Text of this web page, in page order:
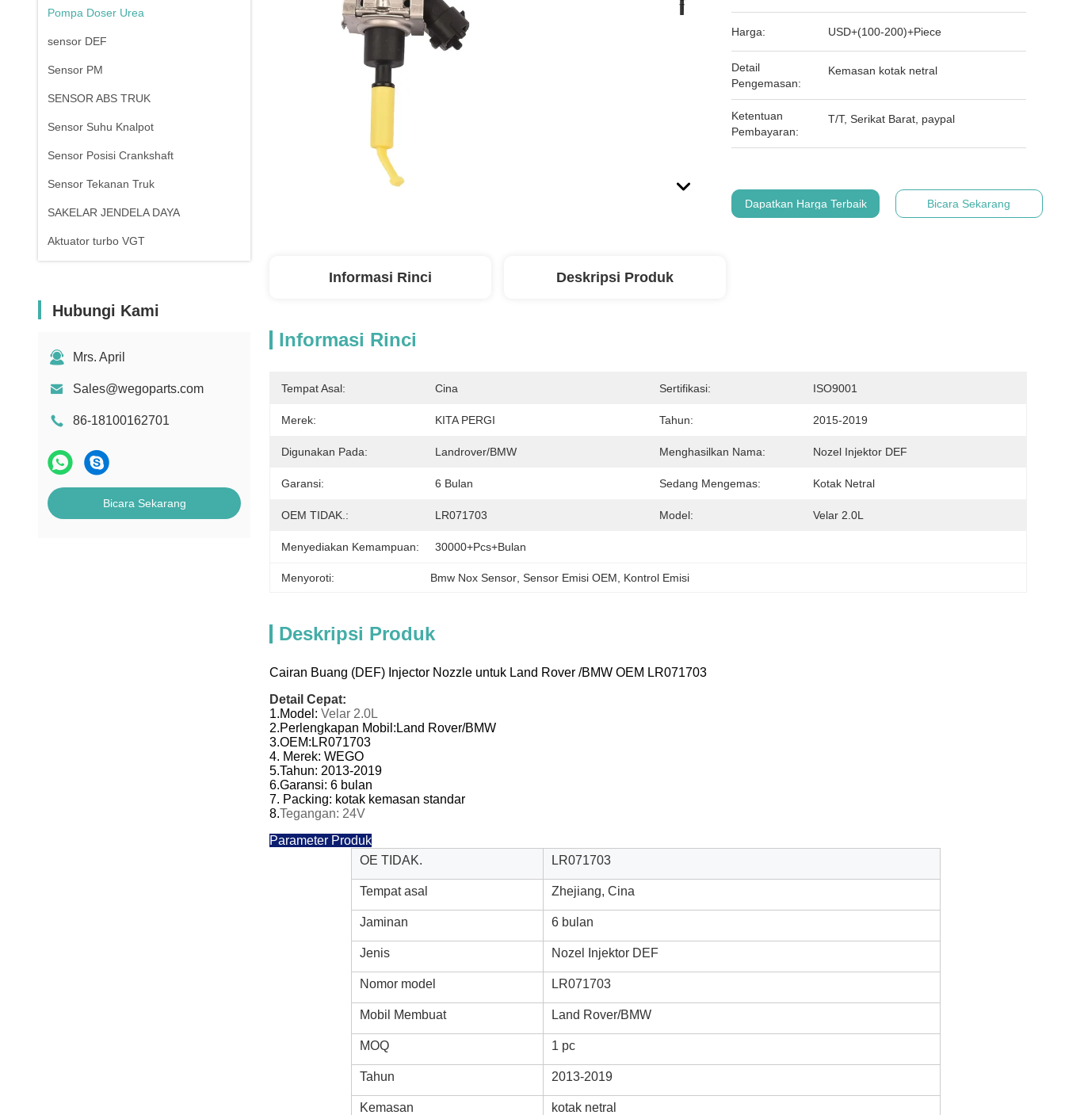
Pompa Doser Urea
sensor DEF
Sensor PM
SENSOR ABS TRUK
Sensor Suhu Knalpot
Sensor Posisi Crankshaft
Sensor Tekanan Truk
SAKELAR JENDELA DAYA
Aktuator turbo VGT
Hubungi Kami
Mrs. April
Sales@wegoparts.com
86-18100162701
Bicara Sekarang
Harga: USD+(100-200)+Piece
Detail
Pengemasan:
Kemasan kotak netral
Ketentuan
Pembayaran:
T/T, Serikat Barat, paypal
Dapatkan Harga Terbaik Bicara Sekarang
Informasi Rinci Deskripsi Produk
Informasi Rinci
Tempat Asal: Cina Sertifikasi: ISO9001
Merek: KITA PERGI Tahun: 2015-2019
Digunakan Pada: Landrover/BMW Menghasilkan Nama: Nozel Injektor DEF
Garansi: 6 Bulan Sedang Mengemas: Kotak Netral
OEM TIDAK.: LR071703 Model: Velar 2.0L
Menyediakan Kemampuan: 30000+Pcs+Bulan
Menyoroti: Bmw Nox Sensor , Sensor Emisi OEM Kontrol Emisi
Deskripsi Produk
Cairan Buang (DEF) Injector Nozzle untuk Land Rover /BMW OEM LR071703
Detail Cepat:
1.Model: Velar 2.0L
2.Perlengkapan Mobil: Land Rover/BMW
3.OEM: LR071703
4. Merek: WEGO
5.Tahun: 2013-2019
6.Garansi: 6 bulan
7. Packing: kotak kemasan standar
8.Tegangan: 24V
Parameter Produk
OE TIDAK.
LR071703
Tempat asal Zhejiang, Cina
Jaminan 6 bulan
Jenis Nozel Injektor DEF
Nomor model LR071703
Mobil Membuat Land Rover/BMW
MOQ 1 pc
Tahun 2013-2019
Kemasan kotak netral